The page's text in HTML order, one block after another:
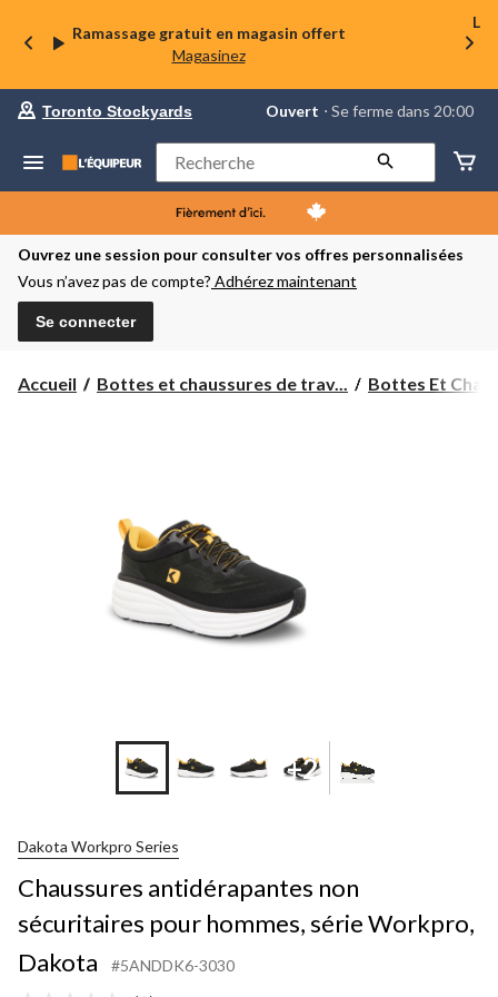
Ramassage gratuit en magasin offert
Magasinez
La
votre
préféré
Toronto
Stockyards,
courament
Ouvert,
Se
dans
changer
Toronto Stockyards Ouvert ⋅ Se ferme dans 20:00
Rechercher
Ouvrez une session pour consulter vos offres personnalisées
Vous n’avez pas de compte? Adhérez maintenant
Se connecter
Accueil Bottes et chaussures de trav... Bottes Et
+2
Dakota Workpro Series
Chaussures antidérapantes non
sécuritaires pour hommes, série Workpro,
Dakota
#5ANDDK6-3030